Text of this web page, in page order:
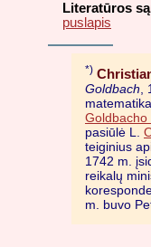
Literatūros
puslapis
*)
Goldbach
Goldbacho
pasiūlė L.
teiginius
1742 m.
reikalų
m. buvo